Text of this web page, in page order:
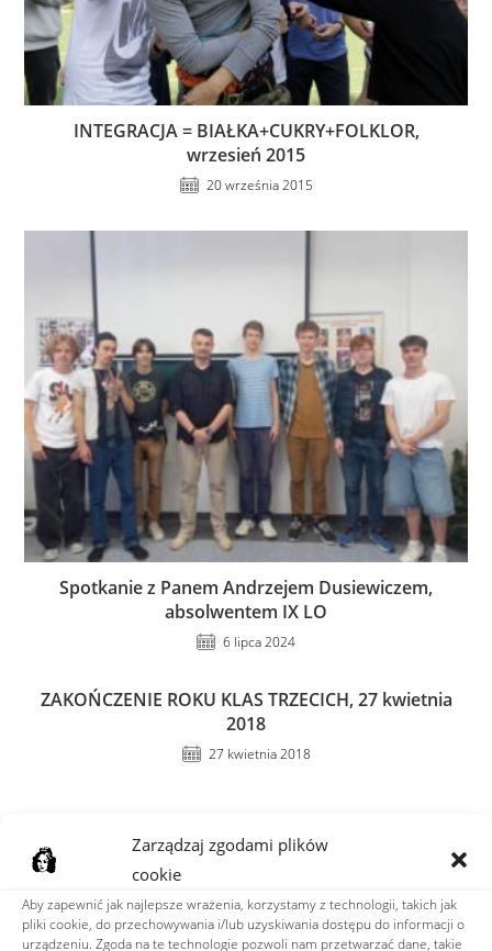
Zarządzaj zgodami plików
cookie
Aby zapewnić jak najlepsze wrażenia, korzystamy z technologii, takich jak
pliki cookie, do przechowywania i/lub uzyskiwania dostępu do informacji o
urządzeniu. Zgoda na te technologie pozwoli nam przetwarzać dane, takie
INTEGRACJA = BIAŁKA+CUKRY+FOLKLOR,
wrzesień 2015
20 września 2015
Spotkanie z Panem Andrzejem Dusiewiczem,
absolwentem IX LO
6 lipca 2024
ZAKOŃCZENIE ROKU KLAS TRZECICH, 27 kwietnia
2018
27 kwietnia 2018
Dodaj komentarz